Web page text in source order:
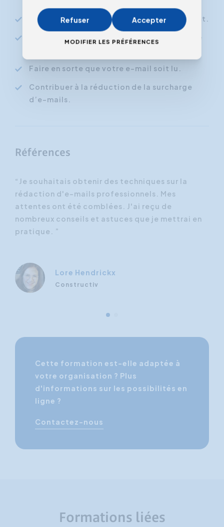
Traiter les e-mails rapidement et facilement.
Vous exprimer de manière plus constructive
Faire en sorte que votre e-mail soit lu.
Contribuer à la réduction de la surcharge
d’e-mails.
Références
“Je souhaitais obtenir des techniques sur la
rédaction d'e-mails professionnels. Mes
attentes ont été comblées. J'ai reçu de
nombreux conseils et astuces que je mettrai en
pratique. ”
Lore Hendrickx
Constructiv
Cette formation est-elle adaptée à
votre organisation ? Plus
d'informations sur les possibilités en
ligne ?
Contactez-nous
Formations liées
Refuser Accepter
MODIFIER LES PRÉFÉRENCES